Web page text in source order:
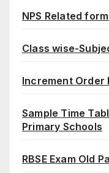
NPS Related
Class wise-
Increment Order
Sample Time
Primary Schools
RBSE Exam Old